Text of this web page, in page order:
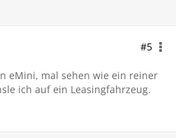
#5
eMini, mal sehen wie ein reiner
ich auf ein Leasingfahrzeug.